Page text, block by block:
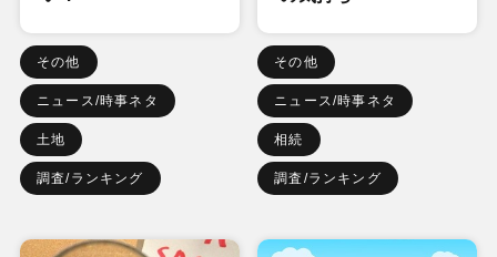
その他
ニュース/時事ネタ
土地
調査/ランキング
その他
ニュース/時事ネタ
相続
調査/ランキング